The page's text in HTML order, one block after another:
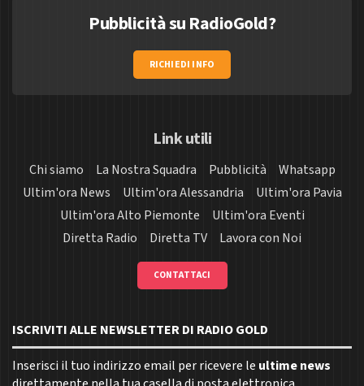
Pubblicità su RadioGold?
RICHIEDI INFO
Link utili
Chi siamo La Nostra Squadra Pubblicità
Whatsapp
Ultim'ora News
Ultim'ora Alessandria
Ultim'ora Pavia
Ultim'ora Alto Piemonte
Ultim'ora Eventi
Diretta Radio
Diretta TV Lavora con Noi
CONTATTACI
ISCRIVITI ALLE NEWSLETTER DI RADIO GOLD
Inserisci il tuo indirizzo email per ricevere le ultime news